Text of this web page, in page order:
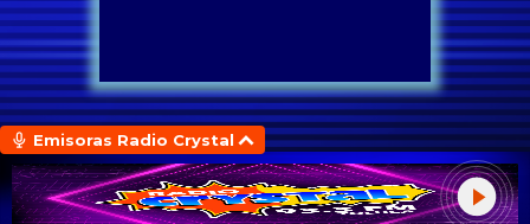
Emisoras Radio Crystal